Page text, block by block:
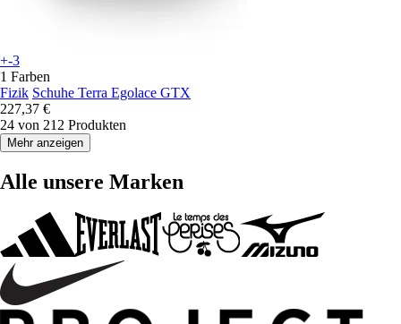
+-3
1 Farben
Fizik Schuhe Terra Egolace GTX
227,37 €
24 von 212 Produkten
Mehr anzeigen
Alle unsere Marken